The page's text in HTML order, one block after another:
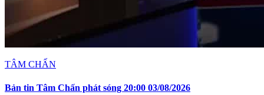
TÂM CHẤN
Bản tin Tâm Chấn phát sóng 20:00 03/08/2026